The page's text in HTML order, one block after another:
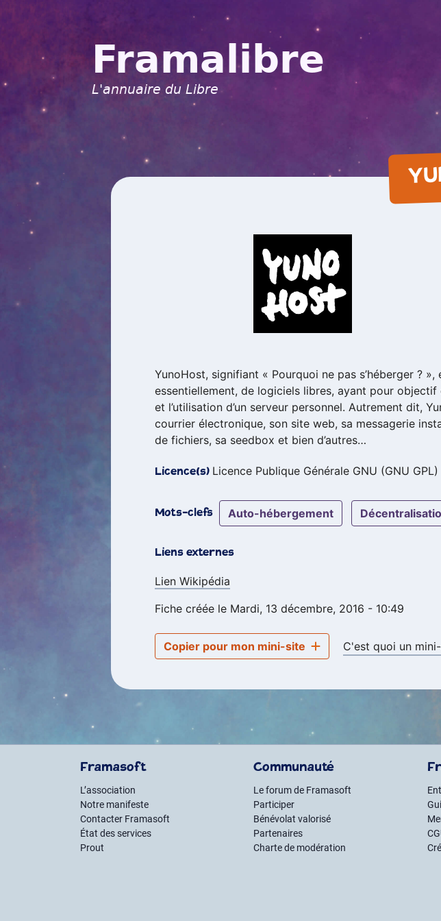
Framalibre
L'annuaire du Libre
YunoHost, signifiant « Pourquoi ne pas s’héberger ?
essentiellement, de logiciels libres, ayant pour
et l’utilisation d’un serveur personnel. Autrement dit,
courrier électronique, son site web, sa messagerie
de fichiers, sa seedbox et bien d’autres…
Licence(s) Licence Publique Générale GNU (GNU GPL)
Mots-clefs auto-hébergement
Liens externes
Lien Wikipédia
Fiche créée le Mardi, 13 décembre, 2016 - 10:49
Copier pour mon mini-site C'est quoi un
Framasoft
L’association
Notre manifeste
Contacter Framasoft
État des services
Prout
Communauté
Le forum de Framasoft
Participer
Bénévolat valorisé
Partenaires
Charte de modération